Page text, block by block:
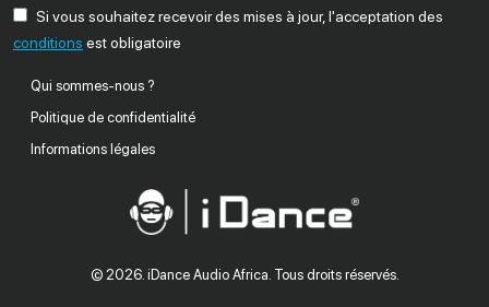
Qui sommes-nous ?
Politique de confidentialité
Informations légales
© 2026. iDance Audio Africa. Tous droits réservés.
Si vous souhaitez recevoir des mises à jour, l'acceptation des
conditions est obligatoire